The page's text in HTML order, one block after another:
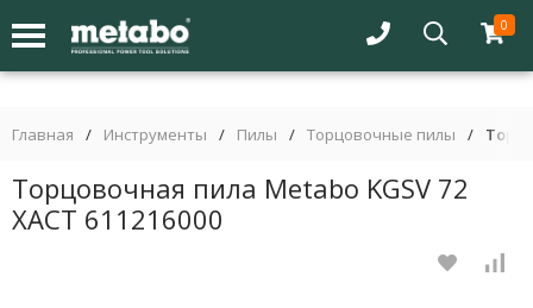
0
Главная / Инструменты / Пилы / Торцовочные пилы /
Торцовочная пила Metabo KGSV 72
XACT 611216000